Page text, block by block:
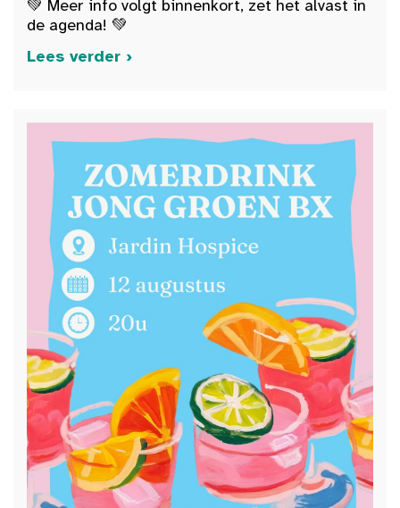
💚 Meer info volgt binnenkort, zet het alvast in
de agenda! 💚
Lees verder ›